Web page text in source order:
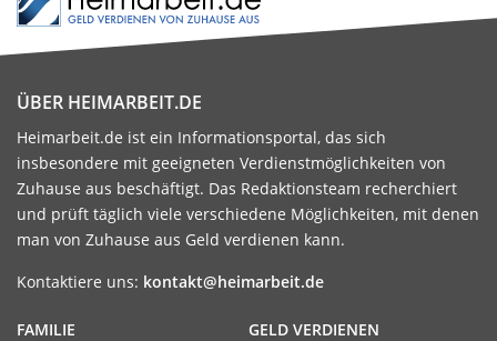
ÜBER HEIMARBEIT.DE
Heimarbeit.de ist ein Informationsportal, das sich
insbesondere mit geeigneten Verdienstmöglichkeiten von
Zuhause aus beschäftigt. Das Redaktionsteam recherchiert
und prüft täglich viele verschiedene Möglichkeiten, mit denen
man von Zuhause aus Geld verdienen kann.
Kontaktiere uns: kontakt@heimarbeit.de
GELD VERDIENEN
FAMILIE